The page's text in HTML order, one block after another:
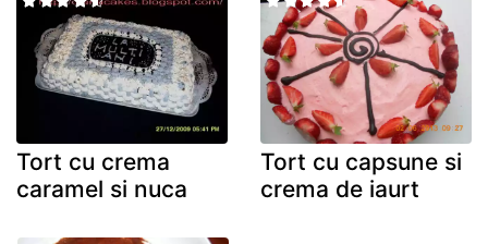
Tort cu crema
caramel si nuca
Tort cu capsune si
crema de iaurt